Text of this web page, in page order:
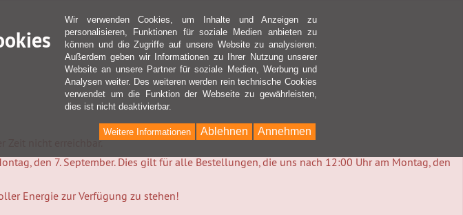
Zeit nicht erreichbar.
den 7. September. Dies gilt für alle Bestellungen, die uns nach 12:00 Uhr am Montag, den
Energie zur Verfügung zu stehen!
Wir verwenden Cookies, um Inhalte und Anzeigen zu
personalisieren, Funktionen für soziale Medien anbieten zu
können und die Zugriffe auf unsere Website zu analysieren.
Außerdem geben wir Informationen zu Ihrer Nutzung unserer
Website an unsere Partner für soziale Medien, Werbung und
Analysen weiter. Des weiteren werden rein technische Cookies
verwendet um die Funktion der Webseite zu gewährleisten,
dies ist nicht deaktivierbar.
Annehmen
Ablehnen
Weitere Informationen